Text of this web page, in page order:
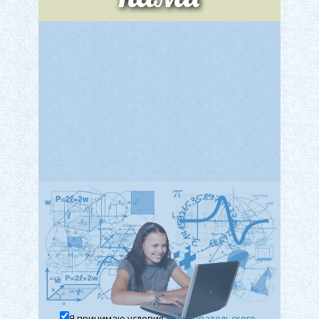
Теория систем управления
Государственное регулирование, Таможня,
Налоги
Мощный военный флот – это гарант
неприкосновенности нашей территории. В XX
веке оружием, на которое делают основные
ставки, стало ядерное оружие.
Каждая подводная лодка несет около 20 ракет с
ядерными боеголовками и благодаря своей
мобильности и невидимости для противника
может держать под прицелом всю вражескую
территорию.
Однако не только оборона нашей страны
зависит от строительства качественных
военных судов.
Боезапаса одной подводной лодки хватит,
чтобы уничтожить все живое на целом